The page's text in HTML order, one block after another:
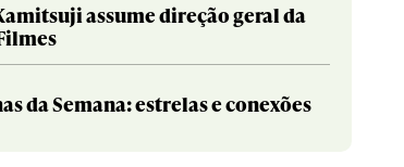
assume direção geral da
da Semana: estrelas e conexões